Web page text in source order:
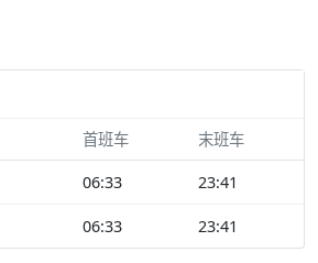
首班车 末班车
06:33 23:41
06:33 23:41